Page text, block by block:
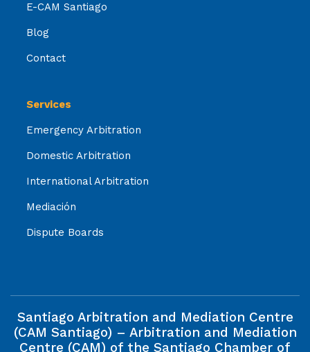
E-CAM Santiago
Blog
Contact
Services
Emergency Arbitration
Domestic Arbitration
International Arbitration
Mediación
Dispute Boards
Santiago Arbitration and Mediation Centre
(CAM Santiago) – Arbitration and Mediation
Centre (CAM) of the Santiago Chamber of